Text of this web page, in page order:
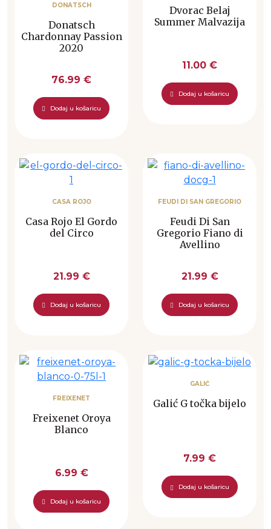
DONATSCH
Donatsch
Chardonnay Passion
2020
76.99 €
Dodaj u košaricu
Dvorac Belaj
Summer Malvazija
11.00 €
Dodaj u košaricu
CASA ROJO
Casa Rojo El Gordo
del Circo
21.99 €
Dodaj u košaricu
FEUDI DI SAN GREGORIO
Feudi Di San
Gregorio Fiano di
Avellino
21.99 €
Dodaj u košaricu
FREIXENET
Freixenet Oroya
Blanco
6.99 €
Dodaj u košaricu
GALIĆ
Galić G točka bijelo
7.99 €
Dodaj u košaricu